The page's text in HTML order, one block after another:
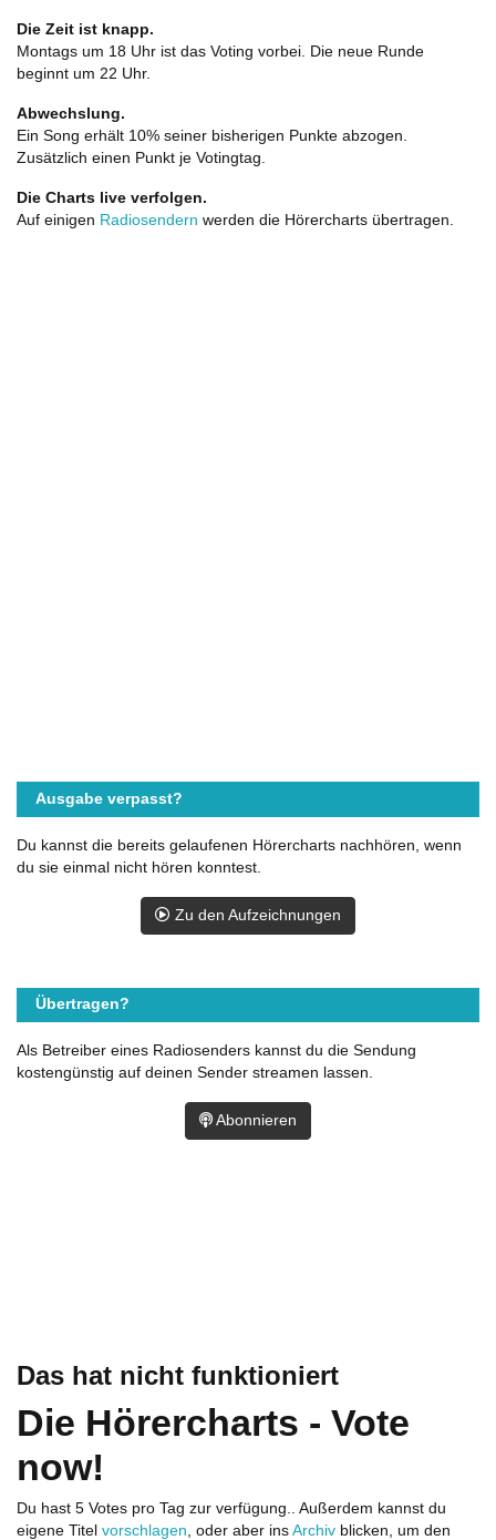
Das hat nicht funktioniert
Die Hörercharts - Vote
now!
Du hast 5 Votes pro Tag zur verfügung.. Außerdem kannst du
eigene Titel vorschlagen, oder aber ins Archiv blicken, um den
Die Zeit ist knapp.
Montags um 18 Uhr ist das Voting vorbei. Die neue Runde
beginnt um 22 Uhr.
Abwechslung.
Ein Song erhält 10% seiner bisherigen Punkte abzogen.
Zusätzlich einen Punkt je Votingtag.
Die Charts live verfolgen.
Auf einigen Radiosendern werden die Hörercharts übertragen.
Ausgabe verpasst?
Du kannst die bereits gelaufenen Hörercharts nachhören, wenn
du sie einmal nicht hören konntest.
Zu den Aufzeichnungen
Übertragen?
Als Betreiber eines Radiosenders kannst du die Sendung
kostengünstig auf deinen Sender streamen lassen.
Abonnieren